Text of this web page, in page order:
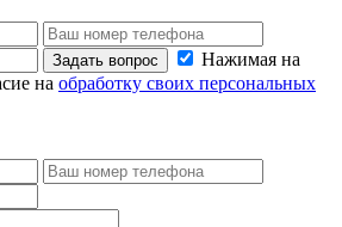
Задать вопрос
Нажимая на
на обработку своих персональных